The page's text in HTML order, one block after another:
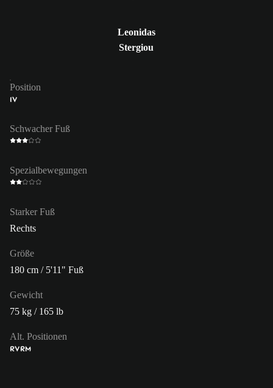
Leonidas
Stergiou
Position
IV
Schwacher Fuß
Spezialbewegungen
Starker Fuß
Rechts
Größe
180 cm / 5'11" Fuß
Gewicht
75 kg / 165 lb
Alt. Positionen
RVRM